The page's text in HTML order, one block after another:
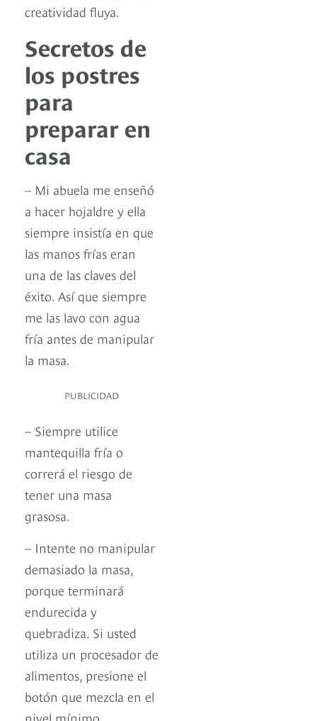
creatividad fluya.
Secretos de
los postres
para
preparar en
casa
– Mi abuela me enseñó
a hacer hojaldre y ella
siempre insistía en que
las manos frías eran
una de las claves del
éxito. Así que siempre
me las lavo con agua
fría antes de manipular
la masa.
PUBLICIDAD
– Siempre utilice
mantequilla fría o
correrá el riesgo de
tener una masa
grasosa.
– Intente no manipular
demasiado la masa,
porque terminará
endurecida y
quebradiza. Si usted
utiliza un procesador de
alimentos, presione el
botón que mezcla en el
nivel mínimo.